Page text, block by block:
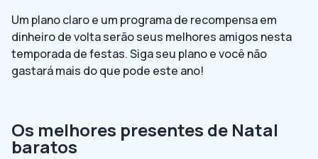
Um plano claro e um programa de recompensa em
dinheiro de volta serão seus melhores amigos nesta
temporada de festas. Siga seu plano e você não
gastará mais do que pode este ano!
Os melhores presentes de Natal
baratos